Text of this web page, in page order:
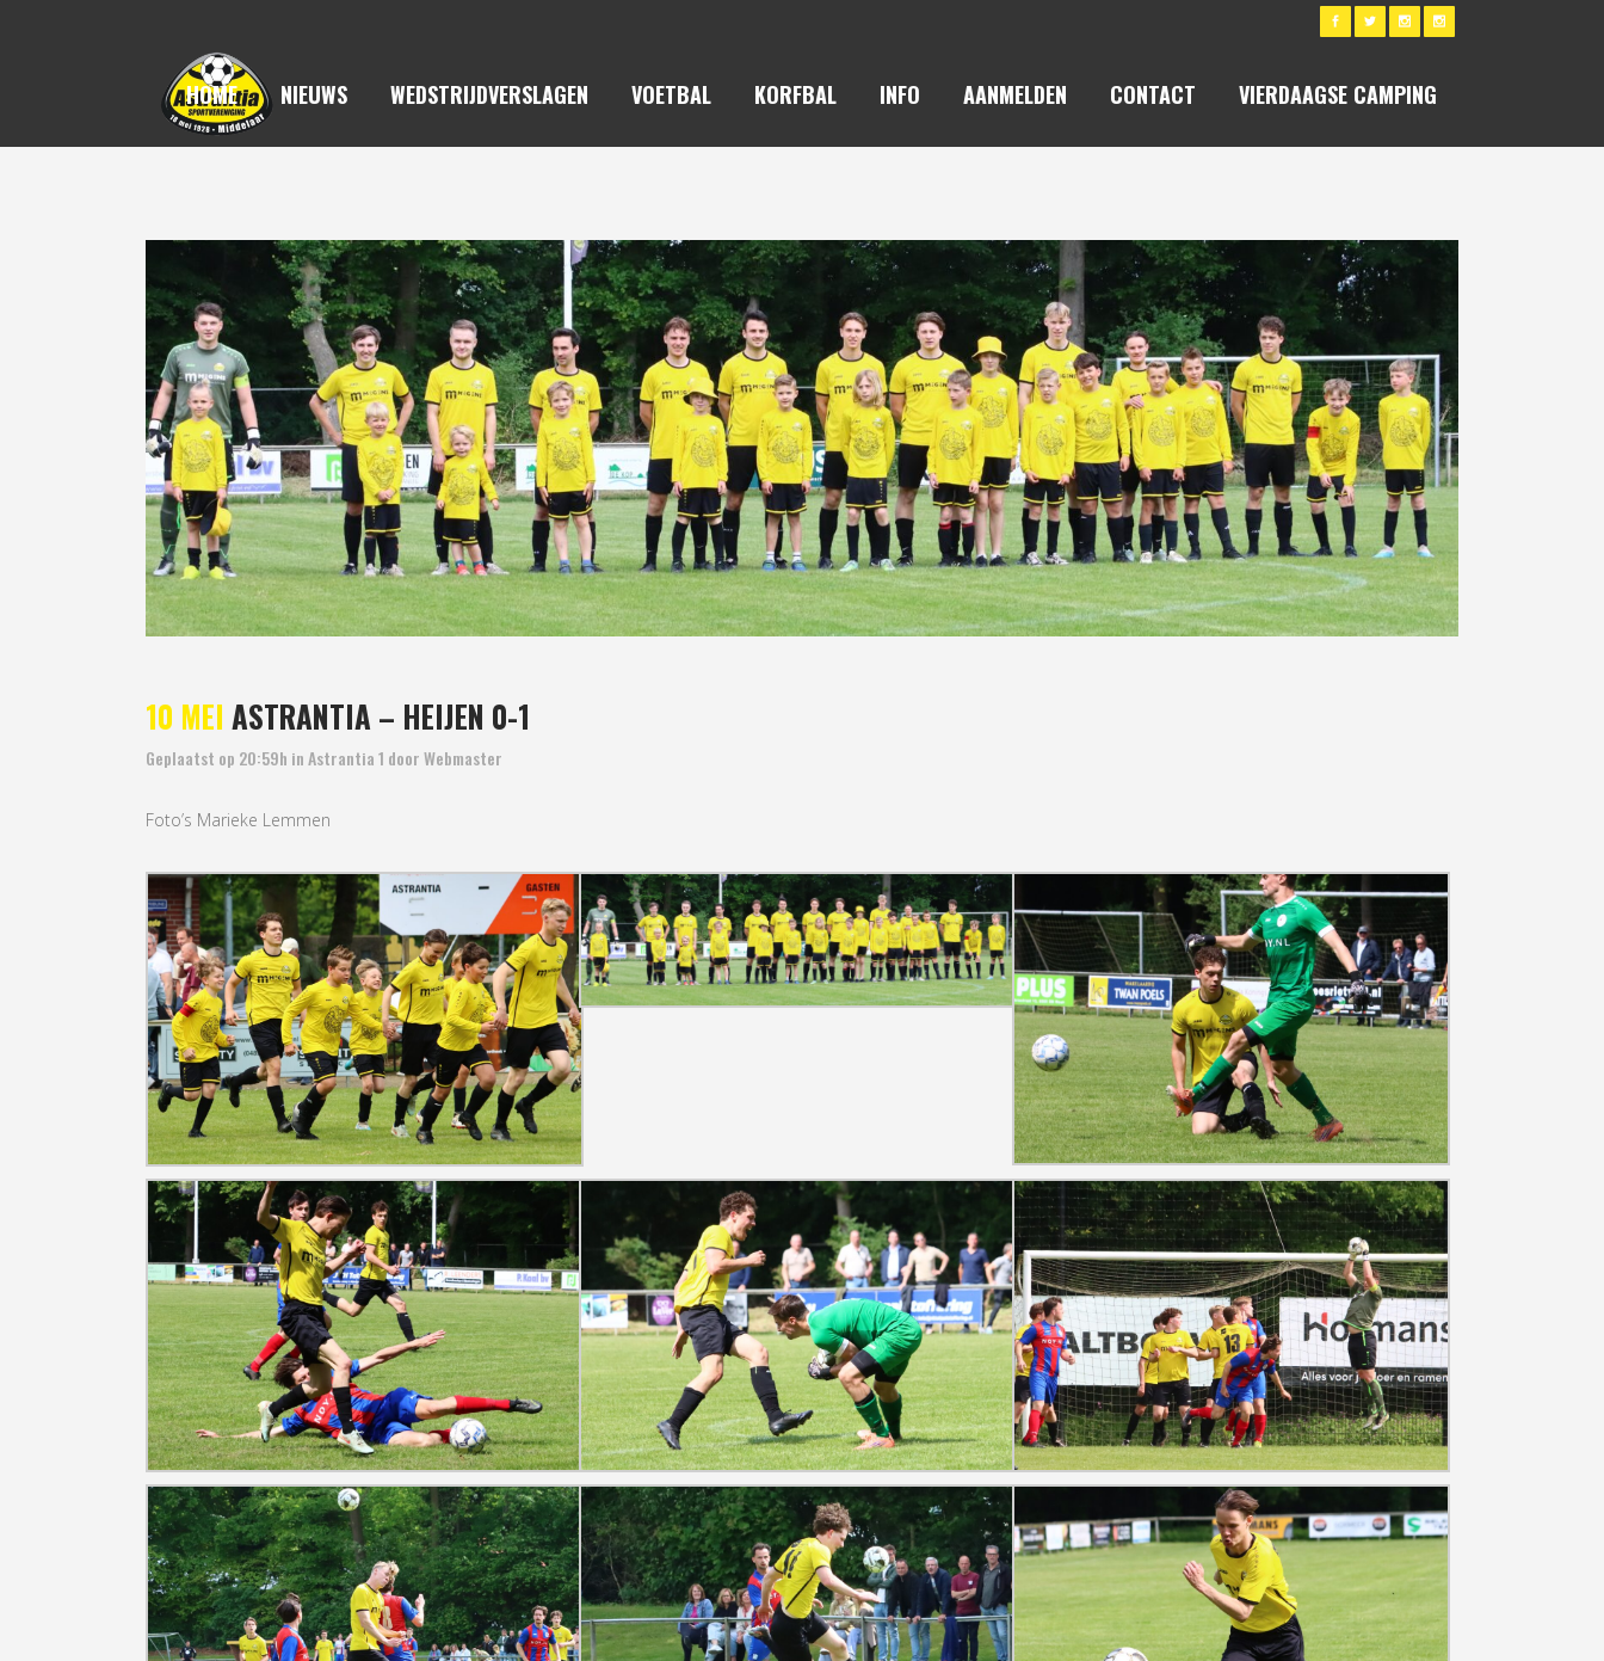
HOME NIEUWS WEDSTRIJDVERSLAGEN VOETBAL KORFBAL INFO AANMELDEN CONTACT VIERDAAGSE CAMPING
10 MEI ASTRANTIA – HEIJEN 0-1
Geplaatst op 20:59h inAstrantia 1 doorWebmaster
Foto’s Marieke Lemmen